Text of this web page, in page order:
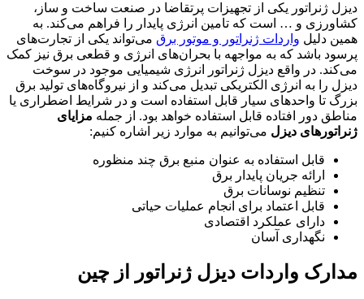
ژنراتور یکی از تجهیزات پرتقاضا در صنعت ساخت و ساز،
و … است که تامین انرژی پایدار را فراهم می‌کند. به
دلیلواردات ژنراتور و موتور برق می‌تواند یکی از تجارت‌های
باشد که به مواجهه با بحران‌های انرژی و قطعی برق نیز کمک
در واقع دیزل ژنراتور انرژی شیمیایی موجود در سوخت
را به انرژی الکتریکی تبدیل می‌کند و از نیروگاه‌های تولید برق
تا واحدهای سیار قابل استفاده است و در شرایط اضطراری یا
دور افتاده قابل استفاده خواهد بود. از جملهمزایای
دیزل می‌توانیم به موارد زیر اشاره کنیم:
قابل استفاده به عنوان منبع برق چند منظوره
ارائه جریان پایدار برق
تنظیم نوسانات برق
قابل اعتماد برای انجام عملیات حیاتی
دارای عملکرد اقتصادی
نگهداری آسان
واردات دیزل ژنراتور از چین